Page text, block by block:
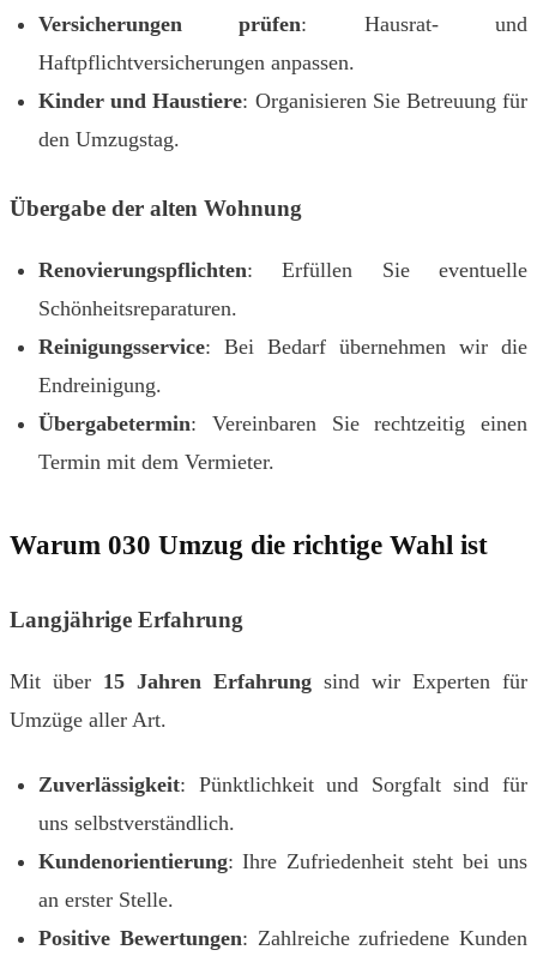
Versicherungen prüfen: Hausrat- und
Haftpflichtversicherungen anpassen.
Kinder und Haustiere: Organisieren Sie Betreuung für
den Umzugstag.
Übergabe der alten Wohnung
Renovierungspflichten: Erfüllen Sie eventuelle
Schönheitsreparaturen.
Reinigungsservice: Bei Bedarf übernehmen wir die
Endreinigung.
Übergabetermin: Vereinbaren Sie rechtzeitig einen
Termin mit dem Vermieter.
Warum 030 Umzug die richtige Wahl ist
Langjährige Erfahrung
Mit über 15 Jahren Erfahrung sind wir Experten für
Umzüge aller Art.
Zuverlässigkeit: Pünktlichkeit und Sorgfalt sind für
uns selbstverständlich.
Kundenorientierung: Ihre Zufriedenheit steht bei uns
an erster Stelle.
Positive Bewertungen: Zahlreiche zufriedene Kunden